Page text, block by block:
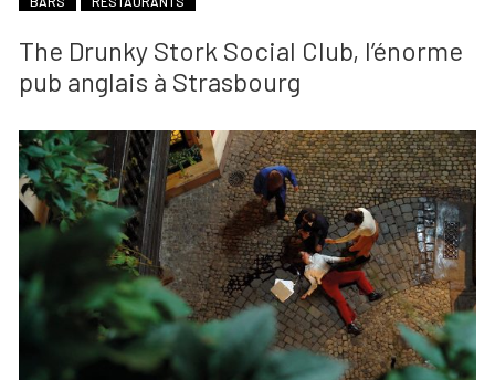
The Drunky Stork Social Club, l’énorme
pub anglais à Strasbourg